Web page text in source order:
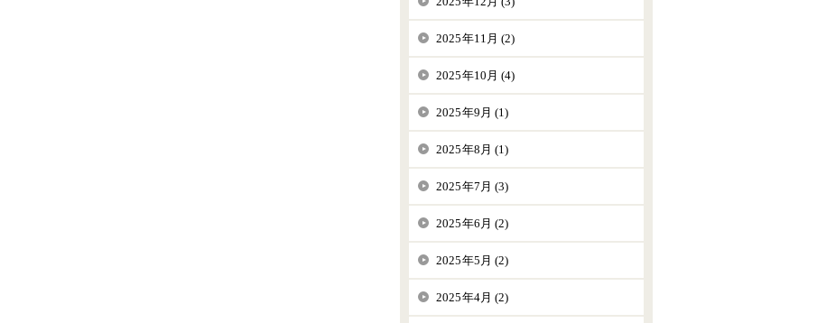
2025年11月 (2)
2025年10月 (4)
2025年9月 (1)
2025年8月 (1)
2025年7月 (3)
2025年6月 (2)
2025年5月 (2)
2025年4月 (2)